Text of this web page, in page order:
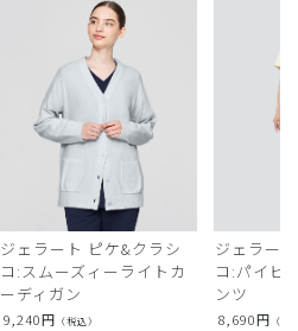
ジェラート ピケ&クラシ
コ:スムーズィーライトカ
ーディガン
9,240円 （税込）
ジェラー
コ:パイピ
ンツ
8,690円 （税